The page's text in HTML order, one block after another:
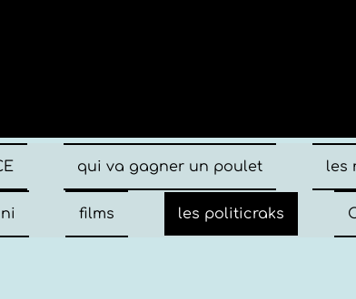
qui va gagner un poulet les
films les politicraks